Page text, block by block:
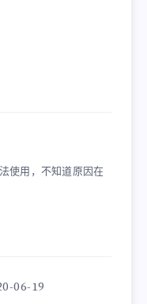
使用，不知道原因在
06-19